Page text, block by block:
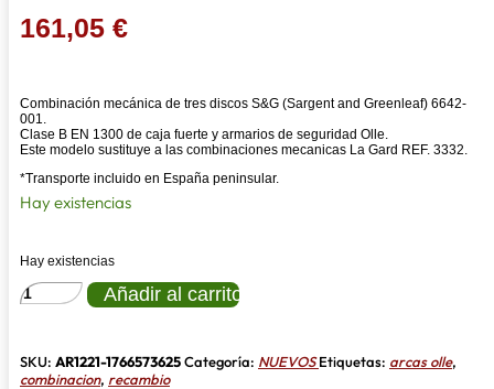
161,05 €
Combinación mecánica de tres discos S&G (Sargent and Greenleaf) 6642-
001.
Clase B EN 1300 de caja fuerte y armarios de seguridad Olle.
Este modelo sustituye a las combinaciones mecanicas La Gard REF. 3332.
*Transporte incluido en España peninsular.
Hay existencias
Hay existencias
COMBINACION
S&G
CLASE
B
Añadir al carrito
SKU: AR1221-1766573625Categoría: NUEVOSEtiquetas: arcas olle,
combinacion, recambio